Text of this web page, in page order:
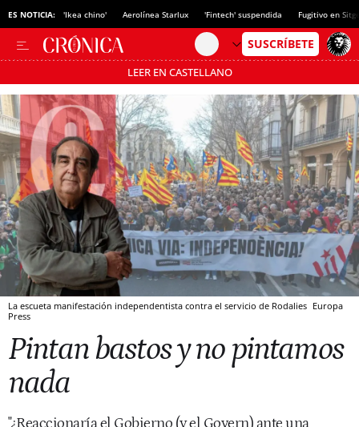
ES NOTICIA: 'Ikea chino' Aerolínea Starlux 'Fintech' suspendida Fugitivo en
LEER EN CASTELLANO
Pásate al MODO AHORRO
La escueta manifestación independentista contra el servicio de Rodalies Europa
Press
Pintan bastos y no pintamos
nada
"¿Reaccionaría el Gobierno (y el Govern) ante una